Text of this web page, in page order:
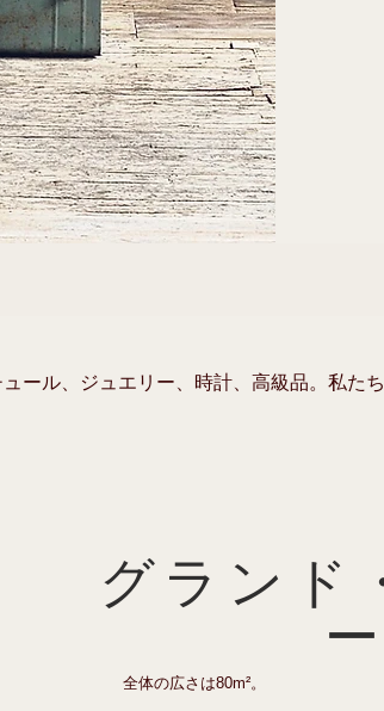
ール、ジュエリー、時計、高級品。私た
ートレート。私たちは、あなたのエディ
できます。白いスタジオは、小さくてニ
作家にとって理想的なスペースです。
。私たちのスタジオでは、質の高い静物
グランド
ー
全体の広さは80m²。